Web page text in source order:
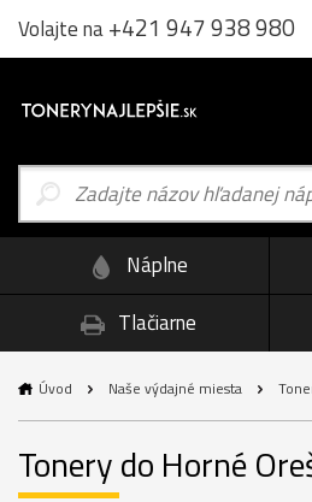
Volajte na+421 947 938 980
Náplne
Tlačiarne
Úvod Naše výdajné miesta
Tonery do Horné